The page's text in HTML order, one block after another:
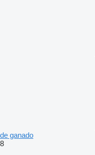
de ganado
8